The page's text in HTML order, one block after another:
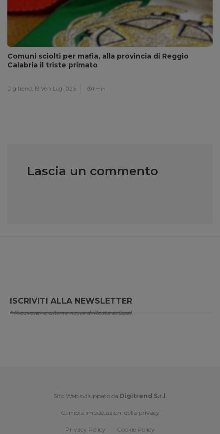
Comuni sciolti per mafia, alla provincia di Reggio
Calabria il triste primato
Digitrend, 19 Ven Lug 10:23 1 min
Lascia un commento
ISCRIVITI ALLA NEWSLETTER
* Riceverai le ultime news di Resto al Sud!
Sito Web sviluppato da Digitrend S.r.l .
Cambia impostazioni della privacy
Privacy Policy Cookie Policy